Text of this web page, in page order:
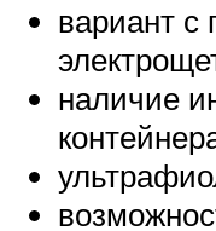
вариант с
наличие